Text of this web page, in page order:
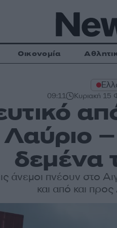
Οικονομία
09:11 Κυριακή 15
–
δεμένα
άνεμοι πνέουν στο
και από και